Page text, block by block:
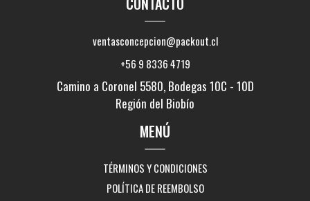
ventasconcepcion@packout.cl
+56 9 8336 4719
Camino a Coronel 5580, Bodegas 10C - 10D
Región del Biobío
MENÚ
TÉRMINOS Y CONDICIONES
POLÍTICA DE REEMBOLSO